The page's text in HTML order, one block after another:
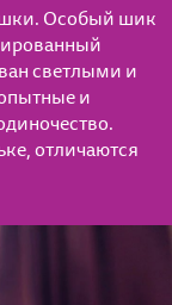
Особый шик
светлыми и
и
отличаются